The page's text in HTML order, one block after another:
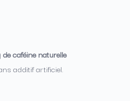
de caféine naturelle
additif artificiel.